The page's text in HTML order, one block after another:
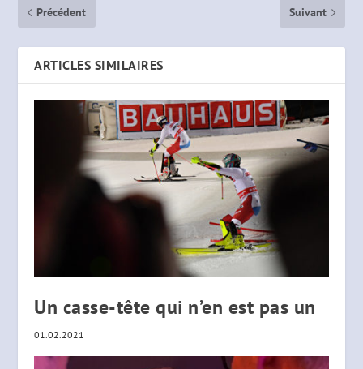
Précédent Suivant
ARTICLES SIMILAIRES
Un casse-tête qui n’en est pas un
01.02.2021